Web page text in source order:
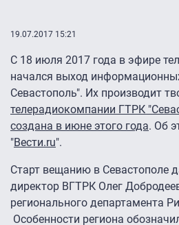
19.07.2017 15:21
С 18 июля 2017 года в эфире
начался выход
Севастополь". Их производит
телерадиокомпании ГТРК
создана в июне этого года. Об
"Вести.ru".
Старт вещанию в Севастополе
директор ВГТРК Олег
регионального департамента
Особенности региона